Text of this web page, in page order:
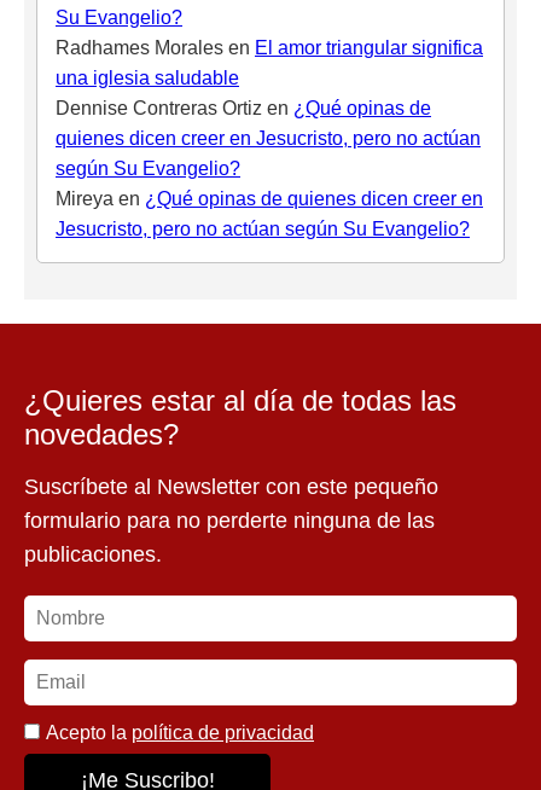
Su Evangelio?
Radhames Morales en El amor triangular significa
una iglesia saludable
Dennise Contreras Ortiz en ¿Qué opinas de
quienes dicen creer en Jesucristo, pero no actúan
según Su Evangelio?
Mireya en ¿Qué opinas de quienes dicen creer en
Jesucristo, pero no actúan según Su Evangelio?
¿Quieres estar al día de todas las
novedades?
Suscríbete al Newsletter con este pequeño
formulario para no perderte ninguna de las
publicaciones.
Acepto la política de privacidad